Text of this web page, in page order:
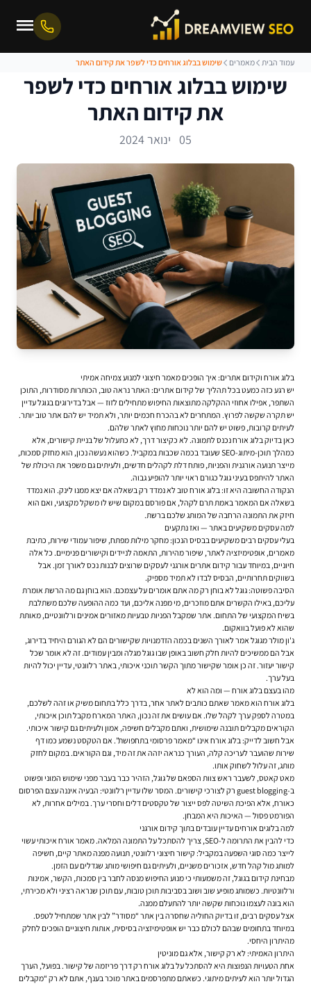
עמוד הבית מאמרים שימוש בבלוג אורחים כדי לשפר את קידום האתר
שימוש בבלוג אורחים כדי לשפר
את קידום האתר
05 ינואר 2024
בלוג אורח וקידום אתרים: איך הופכים מאמר חיצוני למנוע צמיחה אמיתי
יש רגע כזה כמעט בכל תהליך של קידום אתרים: האתר נראה טוב, הכותרות מסודרות, התוכן
השתפר, אפילו אחוזי ההקלקה מתוצאות החיפוש מתחילים לזוז — אבל בדירוגים בגוגל עדיין
יש תקרה שקשה לפרוץ. המתחרים לא בהכרח חכמים יותר, ולא תמיד יש להם אתר טוב יותר.
לעיתים קרובות, פשוט יש להם יותר נוכחות מחוץ לאתר שלהם.
כאן בדיוק בלוג אורח נכנס לתמונה. לא כקיצור דרך, לא כתעלול של בניית קישורים, אלא
כמהלך תוכן-מיתוג-SEO שעובד בכמה שכבות במקביל. כשהוא נעשה נכון, הוא מחזק סמכות,
מייצר תנועה אורגנית והפניות, פותח דלת לקהלים חדשים, ולעיתים גם משפר את היכולת של
האתר להיתפס בעיני גוגל כגורם ראוי יותר להופיע גבוה.
הנקודה החשובה היא זו: בלוג אורח טוב לא נמדד רק בשאלה אם יצא ממנו לינק. הוא נמדד
בשאלה אם המאמר באמת תרם לקהל, אם פורסם במקום שיש לו משקל מקצועי, ואם הוא
חיזק את התמונה הרחבה של המותג שלכם ברשת.
למה עסקים משקיעים באתר — ואז נתקעים
בעלי עסקים רבים משקיעים בבסיס הנכון: מחקר מילות מפתח, שיפור עמודי שירות, כתיבת
מאמרים, אופטימיזציה לאתר, שיפור מהירות, התאמה לניידים וקישורים פנימיים. כל אלה
חיוניים, במיוחד עבור קידום אתרים אורגני לעסקים שרוצים לבנות נכס לאורך זמן. אבל
בשווקים תחרותיים, הבסיס לבדו לא תמיד מספיק.
הסיבה פשוטה: גוגל לא בוחן רק מה אתם אומרים על עצמכם. הוא בוחן גם מה הרשת אומרת
עליכם, באילו הקשרים אתם מוזכרים, מי מפנה אליכם, ועד כמה ההופעה שלכם משתלבת
בשיח המקצועי של התחום. אתר שמקבל הפניות טבעיות מאזורים אמינים ורלוונטיים, מאותת
שהוא לא פועל בוואקום.
ג'ון מולר מגוגל אמר לאורך השנים בכמה הזדמנויות שקישורים הם לא הגורם היחיד בדירוג,
אבל הם ממשיכים להיות חלק חשוב באופן שבו גוגל מגלה ומבין עמודים. זה לא אומר שכל
קישור יעזור. זה כן אומר שקישור מתוך הקשר תוכני איכותי, באתר רלוונטי, עדיין יכול להיות
בעל ערך.
מהו בעצם בלוג אורח — ומה הוא לא
בלוג אורח הוא מאמר שאתם כותבים לאתר אחר, בדרך כלל בתחום משיק או זהה לשלכם,
במטרה לספק ערך לקהל שלו. אם עושים את זה נכון, האתר המארח מקבל תוכן איכותי,
הקוראים מקבלים תובנה שימושית, ואתם מקבלים חשיפה, אמון ולעיתים גם קישור איכותי.
אבל חשוב לדייק: בלוג אורח אינו “מאמר פרסומי בתחפושת”. אם הטקסט נשמע כמו דף
שירות שהועבר לעריכה קלה, העורך כנראה יזהה את זה מיד, וגם הקוראים. במקום לחזק
מותג, זה עלול לשחוק אותו.
מאט קאטס, לשעבר ראש צוות הספאם של גוגל, הזהיר כבר בעבר מפני שימוש המוני ופשוט
ב-guest blogging רק לצורכי קישורים. המסר שלו עדיין רלוונטי: הבעיה איננה עצם הפרסום
כאורח, אלא הפיכת השיטה לפס ייצור של טקסטים דלים וחסרי ערך. במילים אחרות, לא
הפורמט פסול — האיכות היא המבחן.
למה בלוגים אורחים עדיין עובדים בתוך קידום אורגני
כדי להבין את התרומה ל-SEO, צריך להסתכל על התמונה המלאה. מאמר אורח איכותי עשוי
לייצר כמה סוגי השפעה במקביל: קישור חיצוני רלוונטי, תנועה מפנה מאתר קיים, חשיפה
למותג מול קהל חדש, אזכורים משניים, ולעיתים גם חיפושי מותג שגדלים עם הזמן.
מבחינת קידום בגוגל, זה משמעותי כי מנוע החיפוש מנסה לחבר בין סמכות, הקשר, אמינות
ורלוונטיות. כשמותג מופיע שוב ושוב בסביבות תוכן טובות, עם תוכן שנראה רציני ולא מכירתי,
הוא בונה לעצמו נוכחות שקשה יותר להתעלם ממנה.
אצל עסקים רבים, זו בדיוק החוליה שחסרה בין אתר “מסודר” לבין אתר שמתחיל לטפס.
במיוחד בתחומים שבהם לכולם כבר יש אופטימיזציה בסיסית, אותות חיצוניים הופכים לחלק
מהיתרון היחסי.
היתרון האמיתי: לא רק קישור, אלא גם מוניטין
אחת הטעויות הנפוצות היא להסתכל על בלוג אורח רק דרך פריזמה של קישור. בפועל, הערך
הגדול יותר הוא לעיתים מיתוגי. כשאתם מתפרסמים באתר מוכר בענף, אתם לא רק “מקבלים